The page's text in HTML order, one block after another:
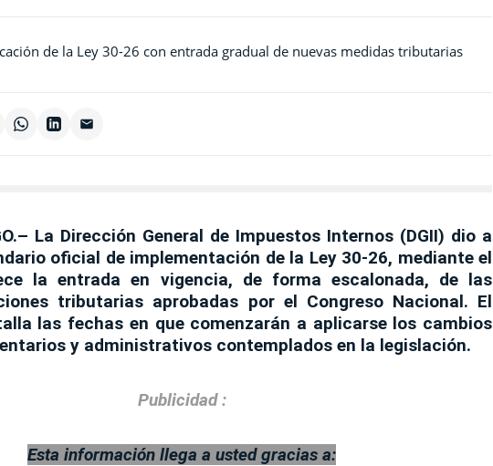
La Dirección General de Impuestos Internos (DGII) dio a
oficial de implementación de la Ley 30-26, mediante el
la entrada en vigencia, de forma escalonada, de las
tributarias aprobadas por el Congreso Nacional. El
las fechas en que comenzarán a aplicarse los cambios
y administrativos contemplados en la legislación.
Publicidad :
Esta información llega a usted gracias a: